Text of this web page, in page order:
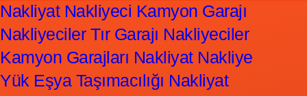
Nakliyat Nakliyeci Kamyon Garajı
Nakliyeciler Tır Garajı Nakliyeciler
Kamyon Garajları Nakliyat Nakliye
Yük Eşya Taşımacılığı Nakliyat